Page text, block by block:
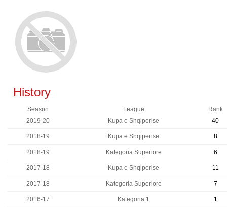
History
Season League
Rank
2019-20
Kupa e Shqiperise 40
2018-19 Kupa e Shqiperise 8
2018-19 Kategoria Superiore 6
2017-18 Kupa e Shqiperise 11
2017-18 Kategoria Superiore 7
2016-17 Kategoria 1 1